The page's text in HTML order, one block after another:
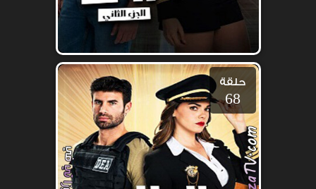
حلقة
68